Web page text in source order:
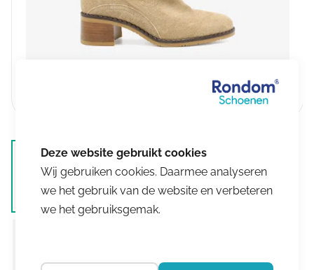
Wij gebruiken cookies. Daarmee analyseren
we het gebruik van de website en verbeteren
we het gebruiksgemak.